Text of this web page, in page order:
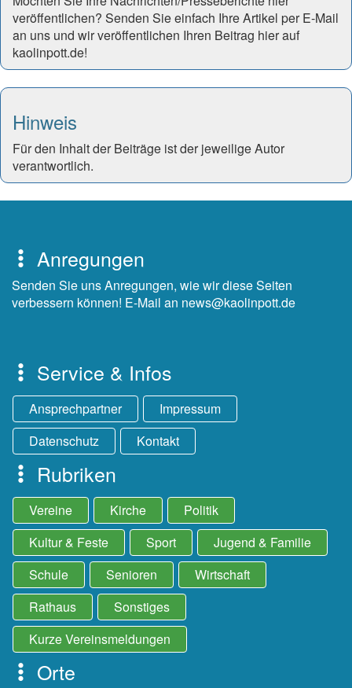
veröffentlichen? Senden Sie einfach Ihre Artikel per E-Mail
an uns und wir veröffentlichen Ihren Beitrag hier auf
kaolinpott.de!
Hinweis
Für den Inhalt der Beiträge ist der jeweilige Autor
verantwortlich.
Anregungen
Senden Sie uns Anregungen, wie wir diese Seiten
verbessern können! E-Mail an news@kaolinpott.de
Service & Infos
Ansprechpartner
Impressum
Datenschutz
Kontakt
Rubriken
Vereine Kirche
Politik
Kultur & Feste
Sport
Jugend & Familie
Schule
Senioren
Wirtschaft
Rathaus
Sonstiges
Kurze Vereinsmeldungen
Orte